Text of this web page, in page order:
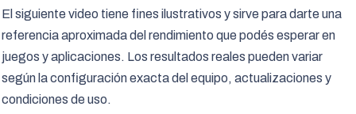
El siguiente video tiene fines ilustrativos y sirve para darte una
referencia aproximada del rendimiento que podés esperar en
juegos y aplicaciones. Los resultados reales pueden variar
según la configuración exacta del equipo, actualizaciones y
condiciones de uso.